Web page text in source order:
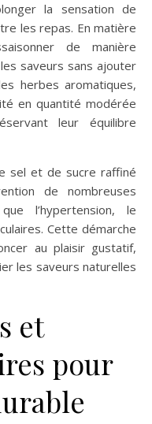
la sensation de
les repas. En matière
de manière
saveurs sans ajouter
herbes aromatiques,
en quantité modérée
leur équilibre
sel et de sucre raffiné
de nombreuses
l’hypertension, le
Cette démarche
au plaisir gustatif,
les saveurs naturelles
et
pour